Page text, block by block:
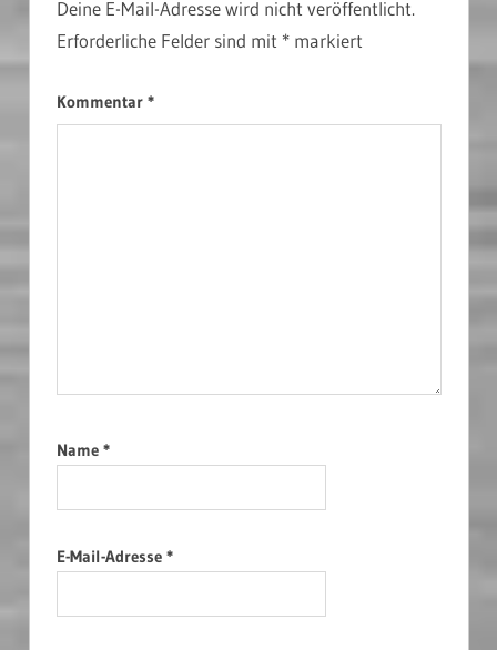
Deine E-Mail-Adresse wird nicht veröffentlicht.
Erforderliche Felder sind mit *markiert
Kommentar *
Name *
E-Mail-Adresse *